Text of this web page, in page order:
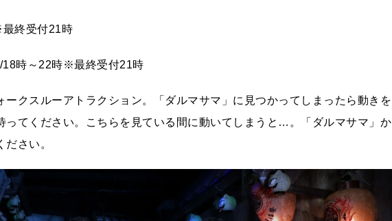
終受付21時
18時～22時※最終受付21時
ークスルーアトラクション。「ダルマサマ」に見つかってしまったら動きを
ってください。こちらを見ている間に動いてしまうと…。「ダルマサマ」か
さい。